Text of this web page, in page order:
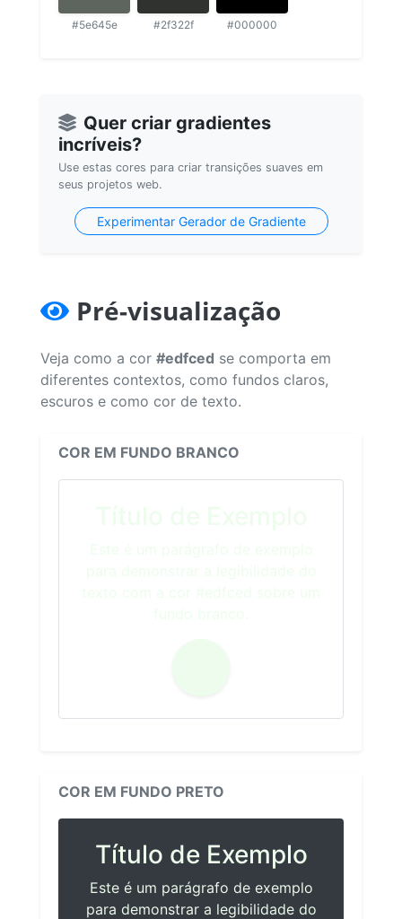
#5e645e #2f322f #000000
Quer criar gradientes
incríveis?
Use estas cores para criar transições suaves em
seus projetos web.
Experimentar Gerador de Gradiente
Pré-visualização
Veja como a cor #edfced se comporta em
diferentes contextos, como fundos claros,
escuros e como cor de texto.
COR EM FUNDO BRANCO
COR EM FUNDO PRETO
Título de Exemplo
Este é um parágrafo de exemplo
para demonstrar a legibilidade do